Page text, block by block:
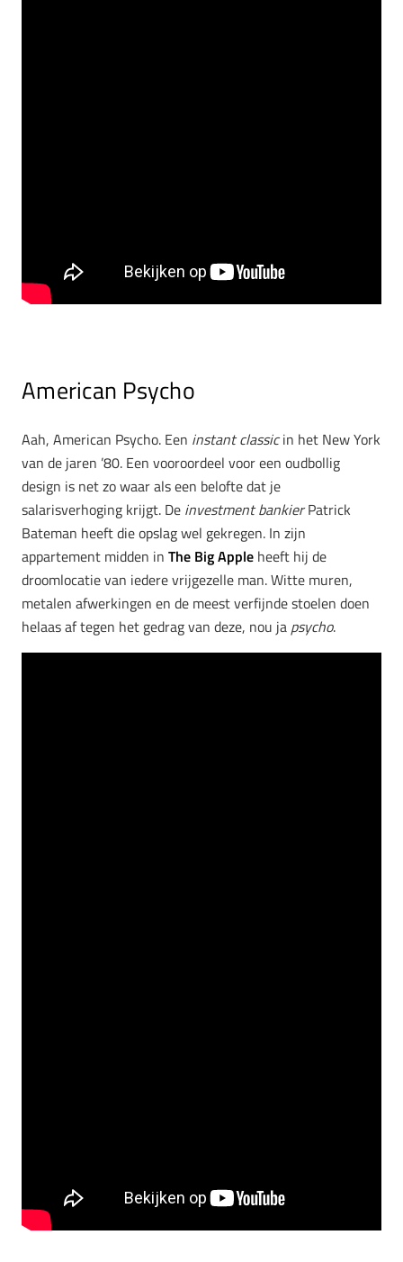
American Psycho
Aah, American Psycho. Een instant classicin het New York
van de jaren ’80. Een vooroordeel voor een oudbollig
design is net zo waar als een belofte dat je
salarisverhoging krijgt. De investment bankierPatrick
Bateman heeft die opslag wel gekregen. In zijn
appartement midden in The Big Apple heeft hij de
droomlocatie van iedere vrijgezelle man. Witte muren,
metalen afwerkingen en de meest verfijnde stoelen doen
helaas af tegen het gedrag van deze, nou ja psycho.